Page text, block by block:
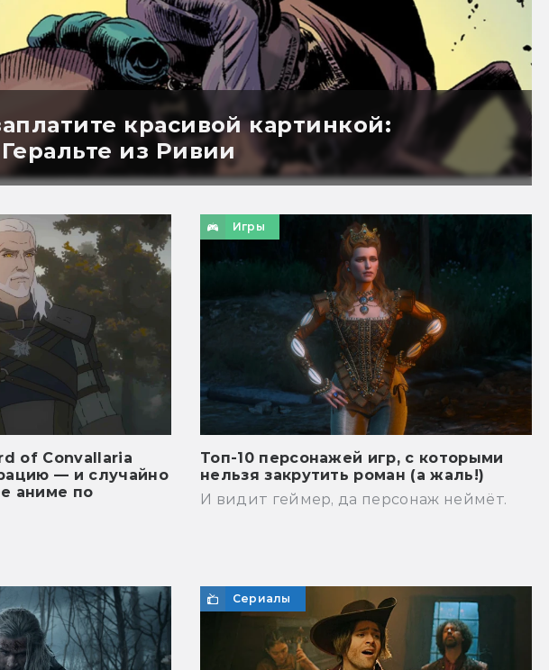
красивой картинкой:
из Ривии
of Convallaria
— и случайно
аниме по
Игры
Топ-10 персонажей игр, с которыми
нельзя закрутить роман (а жаль!)
И видит геймер, да персонаж неймёт.
Сериалы